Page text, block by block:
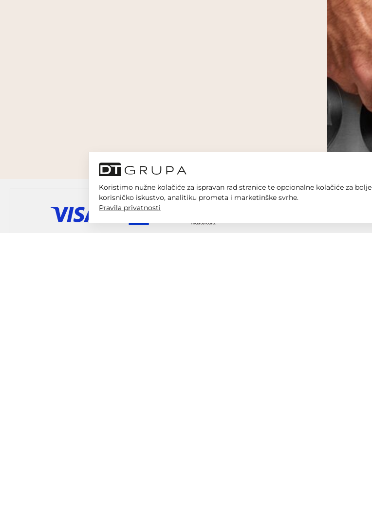
Koristimo nužne kolačiće za ispravan rad stranice te opcionalne kolačiće za bolje
korisničko iskustvo, analitiku prometa i marketinške svrhe.
Pravila privatnosti